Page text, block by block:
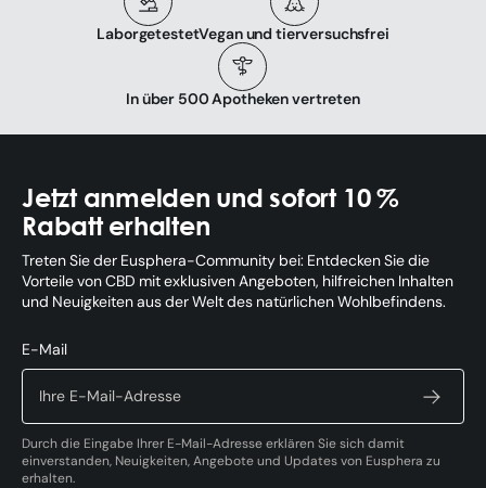
LaborgetestetVegan und tierversuchsfrei
In über 500 Apotheken vertreten
Jetzt anmelden und sofort 10 %
Rabatt erhalten
Treten Sie der Eusphera-Community bei: Entdecken Sie die
Vorteile von CBD mit exklusiven Angeboten, hilfreichen Inhalten
und Neuigkeiten aus der Welt des natürlichen Wohlbefindens.
E-Mail
Durch die Eingabe Ihrer E-Mail-Adresse erklären Sie sich damit
einverstanden, Neuigkeiten, Angebote und Updates von Eusphera zu
erhalten.